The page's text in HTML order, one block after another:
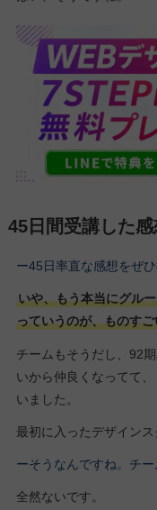
45日間受講した
ー45日率直な感想をぜひ
いや、もう本当にグル
っていうのが、ものす
チームもそうだし、92
いから仲良くなってて
いました。
最初に入ったデザインス
ーそうなんですね。チ
全然ないです。